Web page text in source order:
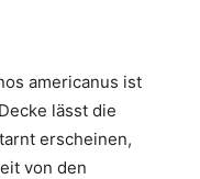
americanus ist
lässt die
erscheinen,
von den